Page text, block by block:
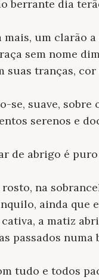
berrante dia
mais, um clarão
sem nome
suas tranças,
se, suave, sobre
serenos e
de abrigo é
na
ainda que
a matiz
passados numa
tudo e todos